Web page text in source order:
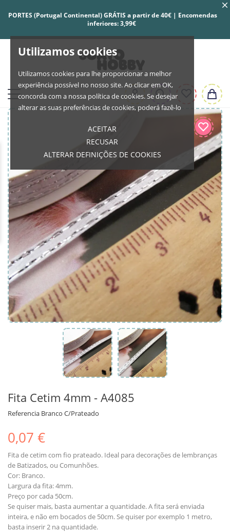
Utilizamos cookies
Utilizamos cookies para lhe proporcionar a melhor
experiência possível no nosso site. Ao clicar em OK,
concorda com a nossa política de cookies. Se desejar
alterar as suas preferências de cookies, poderá fazê-lo
ACEITAR
RECUSAR
ALTERAR DEFINIÇÕES DE COOKIES
PORTES (Portugal Continental) GRÁTIS a partir de 40€ | Encomendas
inferiores: 3,99€
Fita Cetim 4mm - A4085
Referencia Branco C/Prateado
0,07 €
Fita de cetim com fio prateado. Ideal para decorações de lembranças
de Batizados, ou Comunhões.
Cor: Branco.
Largura da fita: 4mm.
Preço por cada 50cm.
Se quiser mais, basta aumentar a quantidade. A fita será enviada
inteira, e não em bocados de 50cm. Se quiser por exemplo 1 metro,
basta inserir 2 na quantidade.